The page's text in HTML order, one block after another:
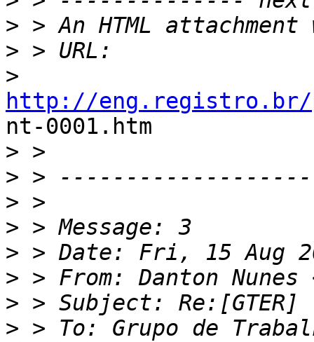
>
>
>
http://eng.registro.br/
nt-0001.htm
>
>
>
>
>
> > From: Danton Nunes
>
> > To: Grupo de